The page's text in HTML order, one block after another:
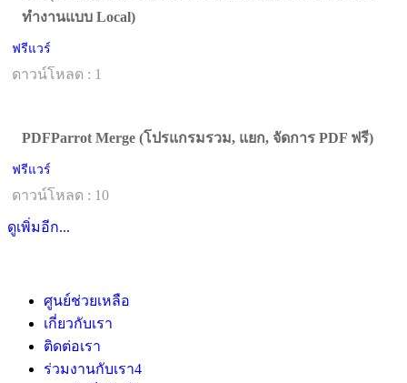
ทำงานแบบ Local)
ฟรีแวร์
ดาวน์โหลด : 1
PDFParrot Merge (โปรแกรมรวม, แยก, จัดการ PDF ฟรี)
ฟรีแวร์
ดาวน์โหลด : 10
ดูเพิ่มอีก...
ศูนย์ช่วยเหลือ
เกี่ยวกับเรา
ติดต่อเรา
ร่วมงานกับเรา4